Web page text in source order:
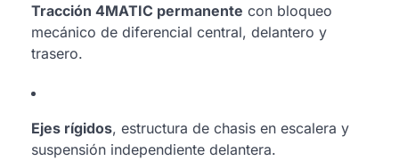
Tracción 4MATIC permanente con bloqueo
mecánico de diferencial central, delantero y
trasero.
Ejes rígidos, estructura de chasis en escalera y
suspensión independiente delantera.